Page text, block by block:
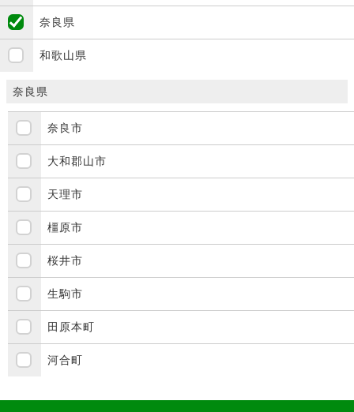
奈良県
和歌山県
奈良県
奈良市
大和郡山市
天理市
橿原市
桜井市
生駒市
田原本町
河合町